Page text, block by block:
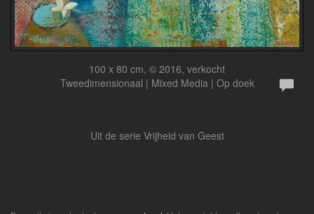
100 x 80 cm, © 2016, verkocht
Tweedimensionaal | Mixed Media | Op doek
Uit de serie Vrijheid van Geest